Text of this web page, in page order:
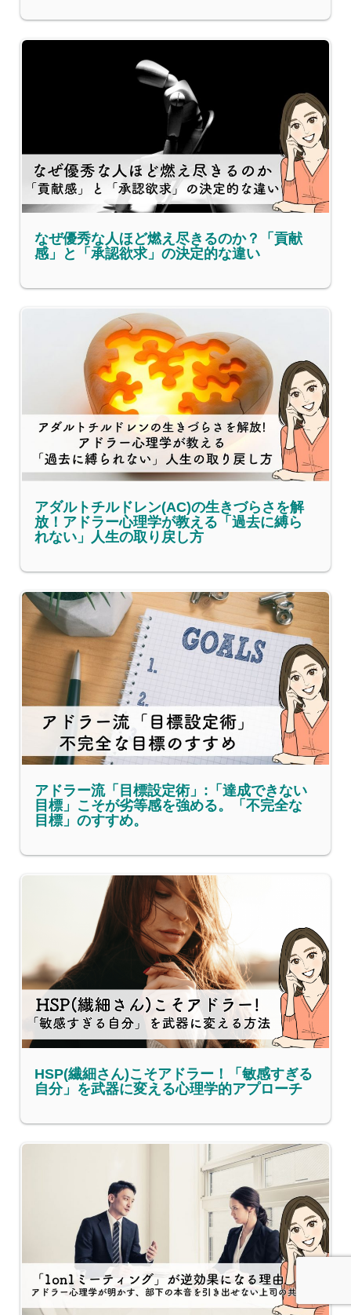
なぜ優秀な人ほど燃え尽きるのか？「貢献
感」と「承認欲求」の決定的な違い
アダルトチルドレン(AC)の生きづらさを解
放！アドラー心理学が教える「過去に縛ら
れない」人生の取り戻し方
アドラー流「目標設定術」:「達成できない
目標」こそが劣等感を強める。「不完全な
目標」のすすめ。
HSP(繊細さん)こそアドラー！「敏感すぎる
自分」を武器に変える心理学的アプローチ